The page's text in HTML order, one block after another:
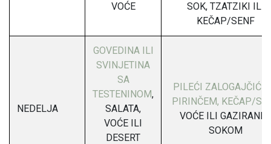
VOĆE
SOK, TZATZIKI ILI
KEČAP/SENF
NEDELJA
GOVEDINA ILI
SVINJETINA
SA
TESTENINOM,
SALATA,
VOĆE ILI
DESERT
PILEĆI ZALOGAJČIĆI
PIRINČEM, KEČAP/
VOĆE ILI GAZIRANIM
SOKOM